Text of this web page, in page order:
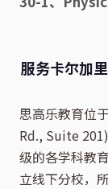
服务卡尔加
思高乐教育位
Rd., Suite
级的各学科教
立线下分校，